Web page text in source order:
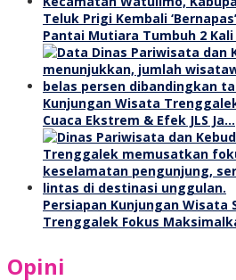
Teluk Prigi Kembali
Pantai Mutiara Tumbuh 2
Kunjungan Wisata
Cuaca Ekstrem & Efek JLS Ja…
Persiapan Kunjungan Wisata
Trenggalek Fokus
Opini